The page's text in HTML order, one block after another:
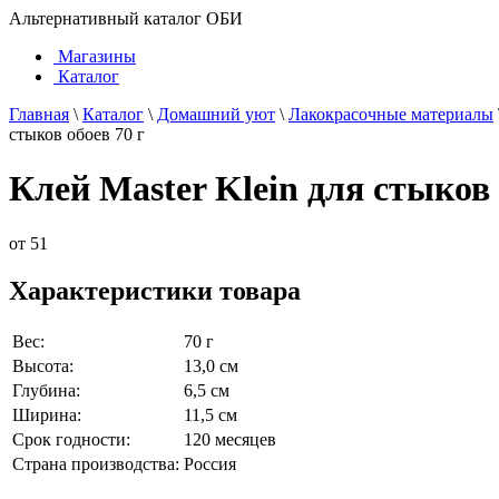
Альтернативный каталог ОБИ
Магазины
Каталог
Главная \ Каталог \ Домашний уют \ Лакокрасочные материалы
стыков обоев 70 г
Клей Master Klein для стыков
от 51
Характеристики товара
Вес:
70 г
Высота:
13,0 см
Глубина:
6,5 см
Ширина:
11,5 см
Срок годности:
120 месяцев
Страна производства: Россия